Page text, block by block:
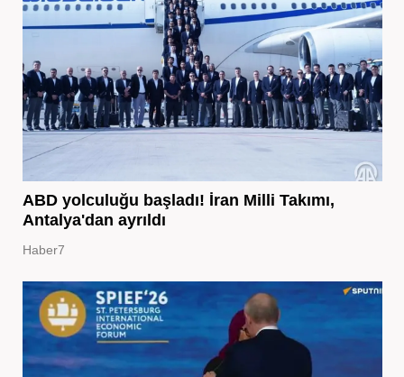
ABD yolculuğu başladı! İran Milli Takımı,
Antalya'dan ayrıldı
Haber7